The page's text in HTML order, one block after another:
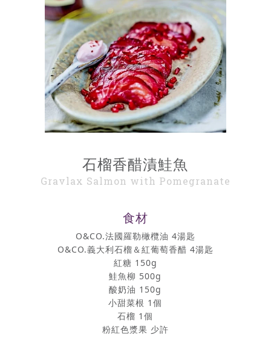
石榴香醋漬鮭魚
Gravlax Salmon with Pomegranate
食材
O&CO.法國羅勒橄欖油 4湯匙
O&CO.義大利石榴＆紅葡萄香醋 4湯匙
紅糖 150g
鮭魚柳 500g
酸奶油 150g
小甜菜根 1個
石榴 1個
粉紅色漿果 少許